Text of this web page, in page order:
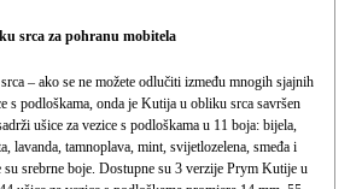
srca za pohranu mobitela
– ako se ne možete odlučiti između mnogih sjajnih
s podloškama, onda je Kutija u obliku srca savršen
ušice za vezice s podloškama u 11 boja: bijela,
lavanda, tamnoplava, mint, svijetlozelena, smeđa i
su srebrne boje. Dostupne su 3 verzije Prym Kutije u